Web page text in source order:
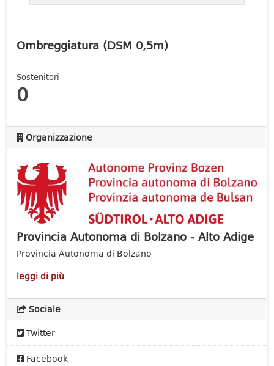
Ombreggiatura (DSM 0,5m)
Sostenitori
0
Organizzazione
Provincia Autonoma di Bolzano - Alto Adige
Provincia Autonoma di Bolzano
leggi di più
Sociale
Twitter
Facebook